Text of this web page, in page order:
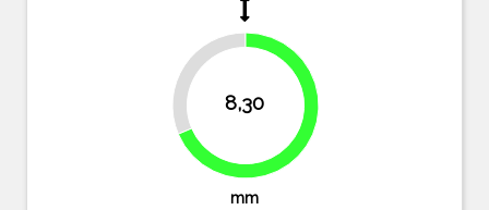
8,30
31.4%
68.6%
mm